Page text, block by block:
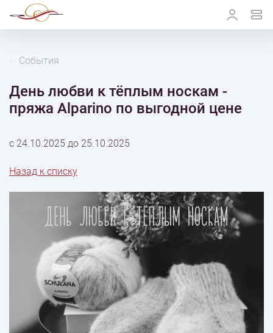
События
День любви к тёплым носкам -
пряжа Alparino по выгодной цене
с 24.10.2025 до 25.10.2025
Назад к списку